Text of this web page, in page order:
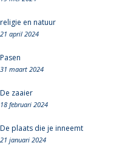
religie en natuur
21 april 2024
Pasen
31 maart 2024
De zaaier
18 februari 2024
De plaats die je inneemt
21 januari 2024